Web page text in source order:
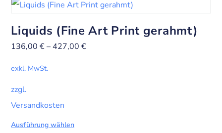
Liquids (Fine Art Print gerahmt)
136,00€– 427,00€
exkl. MwSt.
zzgl.
Versandkosten
Ausführung wählen